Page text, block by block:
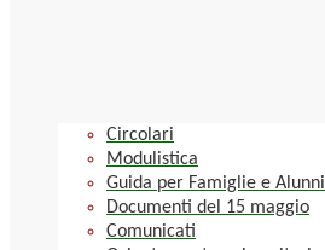
Circolari
Modulistica
Guida per Famiglie e Alunni
Documenti del 15 maggio
Comunicati